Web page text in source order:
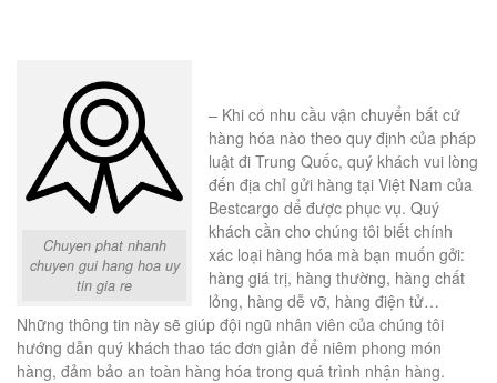
Chuyen phat nhanh
chuyen gui hang hoa uy
tin gia re
– Khi có nhu cầu vận chuyển bất cứ
hàng hóa nào theo quy định của pháp
luật đi Trung Quốc, quý khách vui lòng
đến địa chỉ gửi hàng tại Việt Nam của
Bestcargo dể được phục vụ. Quý
khách cần cho chúng tôi biết chính
xác loại hàng hóa mà bạn muốn gởi:
hàng giá trị, hàng thường, hàng chất
lỏng, hàng dễ vỡ, hàng điện tử…
Những thông tin này sẽ giúp đội ngũ nhân viên của chúng tôi
hướng dẫn quý khách thao tác đơn giản để niêm phong món
hàng, đảm bảo an toàn hàng hóa trong quá trình nhận hàng.